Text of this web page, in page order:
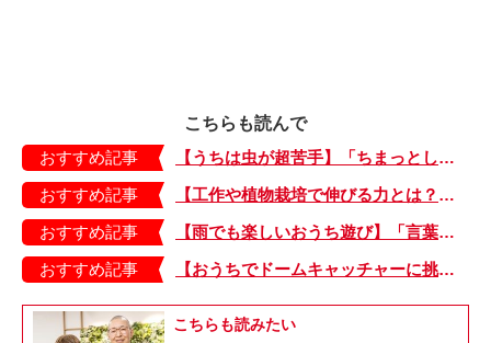
こちらも読んで
おすすめ記事
【うちは虫が超苦手】「ちまっとした虫にも大騒ぎ！」「可愛い系の虫……でも逃げる！」教えて！ みんなの虫ギライエピソード
おすすめ記事
【工作や植物栽培で伸びる力とは？】「非認知能力」を養う、おうちで楽しむ創作あそび・おうちあそび図鑑5
おすすめ記事
【雨でも楽しいおうち遊び】「言葉あそび」で伸ばす表現力や想像力・おうちあそび図鑑4
おすすめ記事
【おうちでドームキャッチャーに挑戦だ】アンパンマン わくわくドームキャッチャー
こちらも読みたい